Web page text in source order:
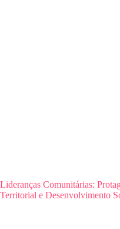
Lideranças Comunitárias:
Territorial e Desenvolvimento